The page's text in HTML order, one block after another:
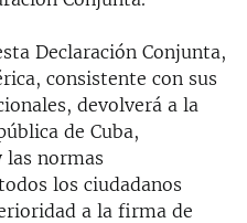
Declaración Conjunta,
consistente con sus
devolverá a la
de Cuba,
las normas
los ciudadanos
a la firma de